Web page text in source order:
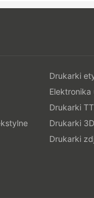
Drukarki
Drukarki
Drukarki 3D
Drukarki